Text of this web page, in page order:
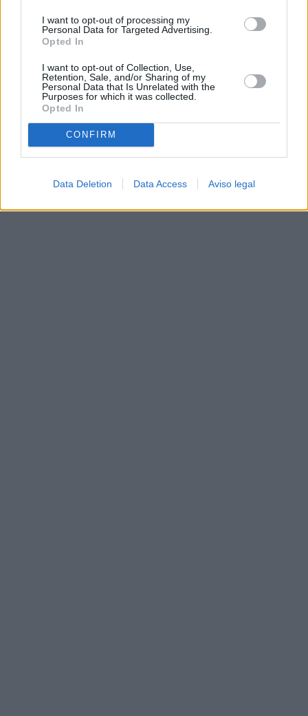
I want to opt-out of processing my
Personal Data for Targeted Advertising.
Opted In
I want to opt-out of Collection, Use,
Retention, Sale, and/or Sharing of my
Personal Data that Is Unrelated with the
Purposes for which it was collected.
Opted In
CONFIRM
Data Deletion Data Access Aviso legal